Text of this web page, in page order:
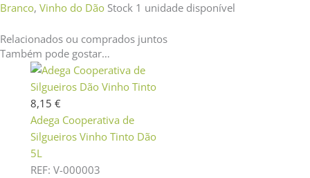
Branco, Vinho do Dão Stock 1 unidade disponível
Relacionados ou comprados juntos
Também pode gostar…
8,15 €
Adega Cooperativa de
Silgueiros Vinho Tinto Dão
5L
REF: V-000003